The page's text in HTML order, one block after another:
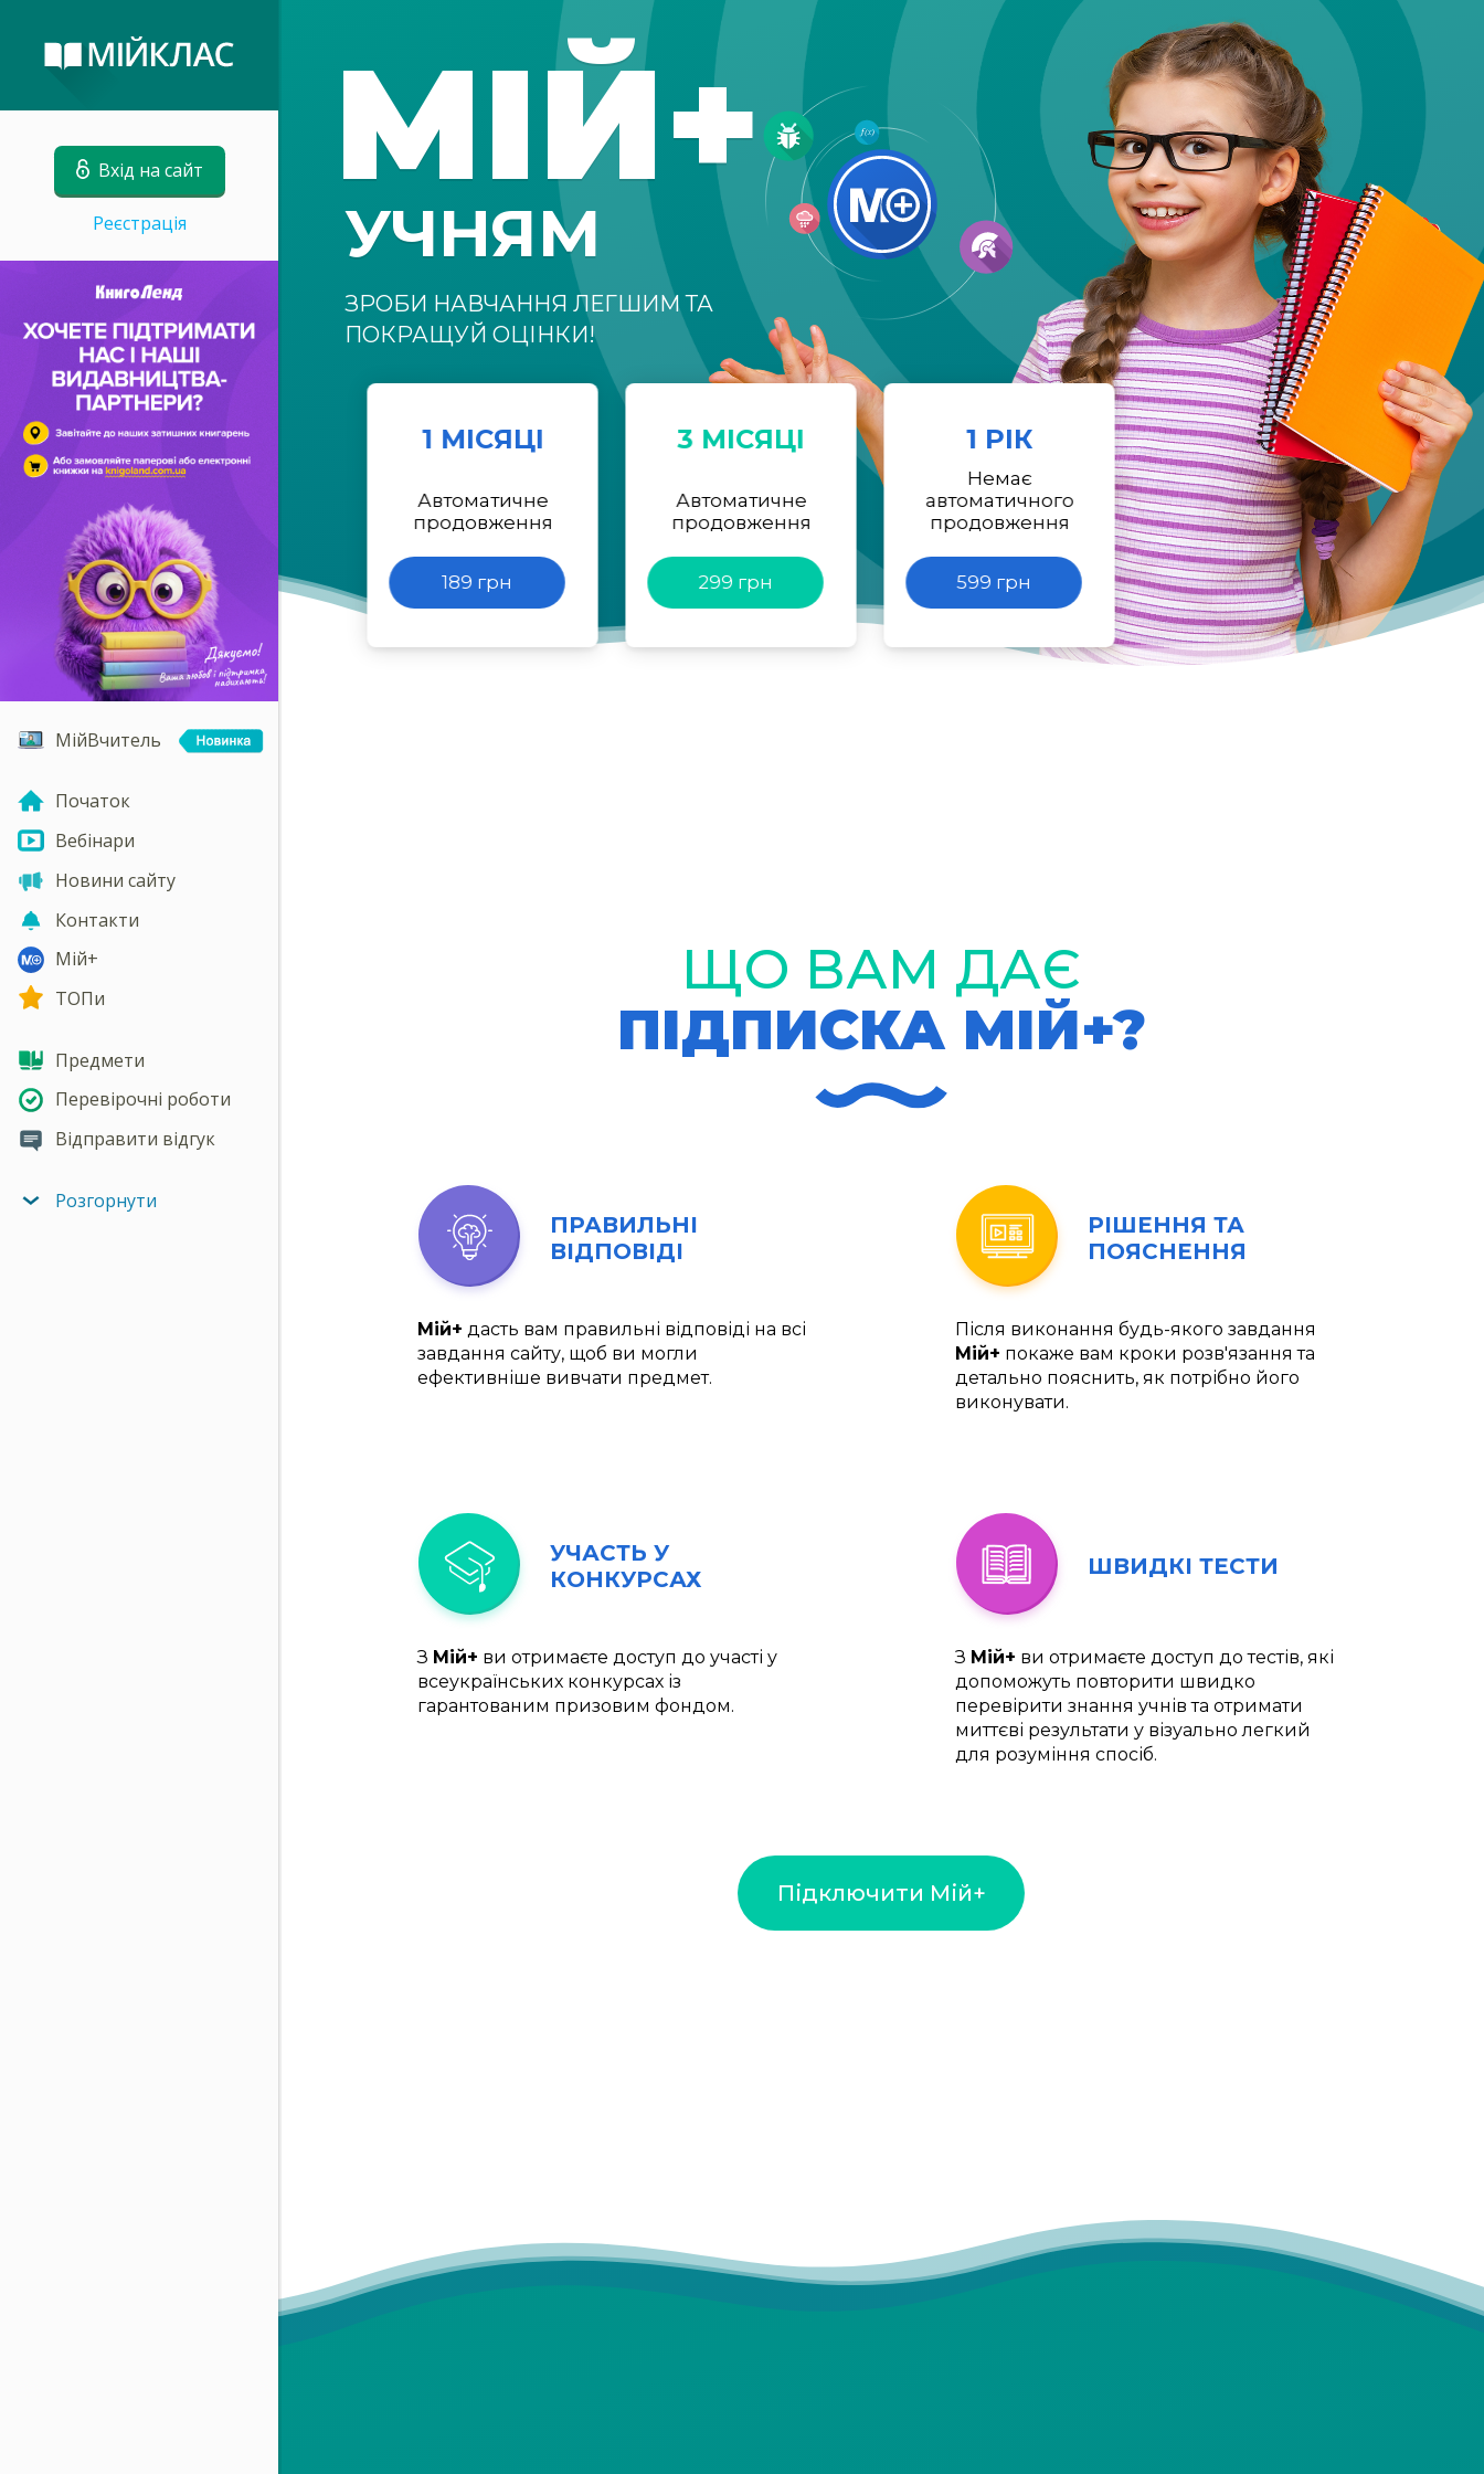
Вхід на сайт
Реєстрація
МійВчитель
Початок
Вебінари
Новини сайту
Контакти
Мій+
ТОПи
Предмети
Перевірочні роботи
Відправити відгук
Розгорнути
МІЙ+
УЧНЯМ
ЗРОБИ НАВЧАННЯ ЛЕГШИМ ТА
ПОКРАЩУЙ ОЦІНКИ!
1 МІСЯЦІ
Автоматичне
продовження
189 грн
3 МІСЯЦІ
Автоматичне
продовження
299 грн
1 РІК
Немає
автоматичного
продовження
599 грн
ЩО ВАМ ДАЄ
ПІДПИСКА МІЙ+?
ПРАВИЛЬНІ
ВІДПОВІДІ
Мій+ дасть вам правильні відповіді на всі
завдання сайту, щоб ви могли
ефективніше вивчати предмет.
РІШЕННЯ ТА
ПОЯСНЕННЯ
Після виконання будь-якого завдання
Мій+ покаже вам кроки розв'язання та
детально пояснить, як потрібно його
виконувати.
УЧАСТЬ У
КОНКУРСАХ
З Мій+ ви отримаєте доступ до участі у
всеукраїнських конкурсах із
гарантованим призовим фондом.
ШВИДКІ ТЕСТИ
З Мій+ ви отримаєте доступ до тестів, які
допоможуть повторити швидко
перевірити знання учнів та отримати
миттєві результати у візуально легкий
для розуміння спосіб.
Підключити Мій+